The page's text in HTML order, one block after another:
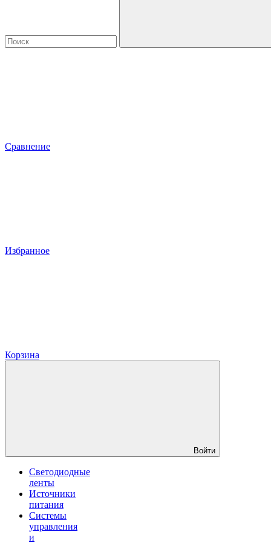
Сравнение
Избранное
Корзина
Войти
Светодиодные
ленты
Источники
питания
Системы
управления
и